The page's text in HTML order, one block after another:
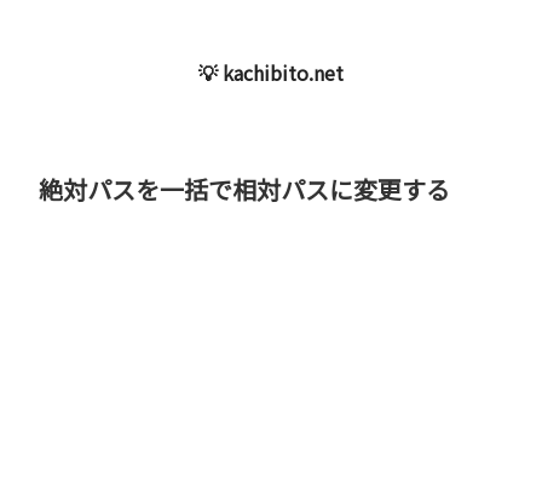
💡 kachibito.net
絶対パスを一括で相対パスに変更する